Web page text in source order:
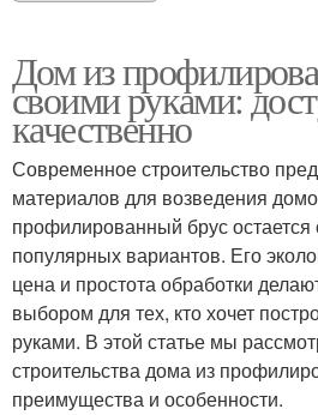
Дом из
своими руками:
качественно
Современное строительство
материалов для возведения
профилированный брус
популярных вариантов. Его
цена и простота обработки
выбором для тех, кто хочет
руками. В этой статье мы
строительства дома из
преимущества и особенности.